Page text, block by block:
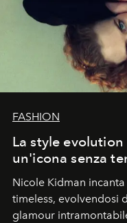
FASHION
La style
un'icona senza
Nicole Kidman
timeless, evolvendosi
glamour